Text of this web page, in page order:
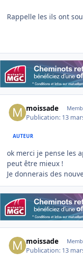
Rappelle les ils ont
moissade
Publication: 13
AUTEUR
ok merci je pense les
peut être mieux !
Je donnerais des
moissade
Publication: 13